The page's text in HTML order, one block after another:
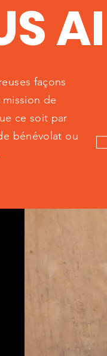
façons
de
ce soit par
bénévolat ou